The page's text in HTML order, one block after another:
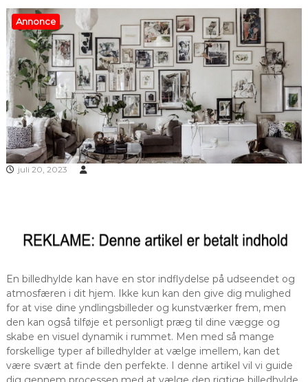
Annonce
juli 20, 2023
En billedhylde kan have en stor indflydelse på udseendet og
atmosfæren i dit hjem. Ikke kun kan den give dig mulighed
for at vise dine yndlingsbilleder og kunstværker frem, men
den kan også tilføje et personligt præg til dine vægge og
skabe en visuel dynamik i rummet. Men med så mange
forskellige typer af billedhylder at vælge imellem, kan det
være svært at finde den perfekte. I denne artikel vil vi guide